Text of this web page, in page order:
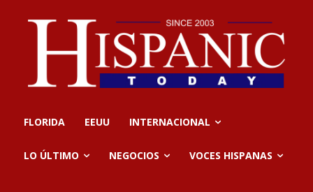
FLORIDA EEUU INTERNACIONAL
LO ÚLTIMO NEGOCIOS VOCES HISPANAS